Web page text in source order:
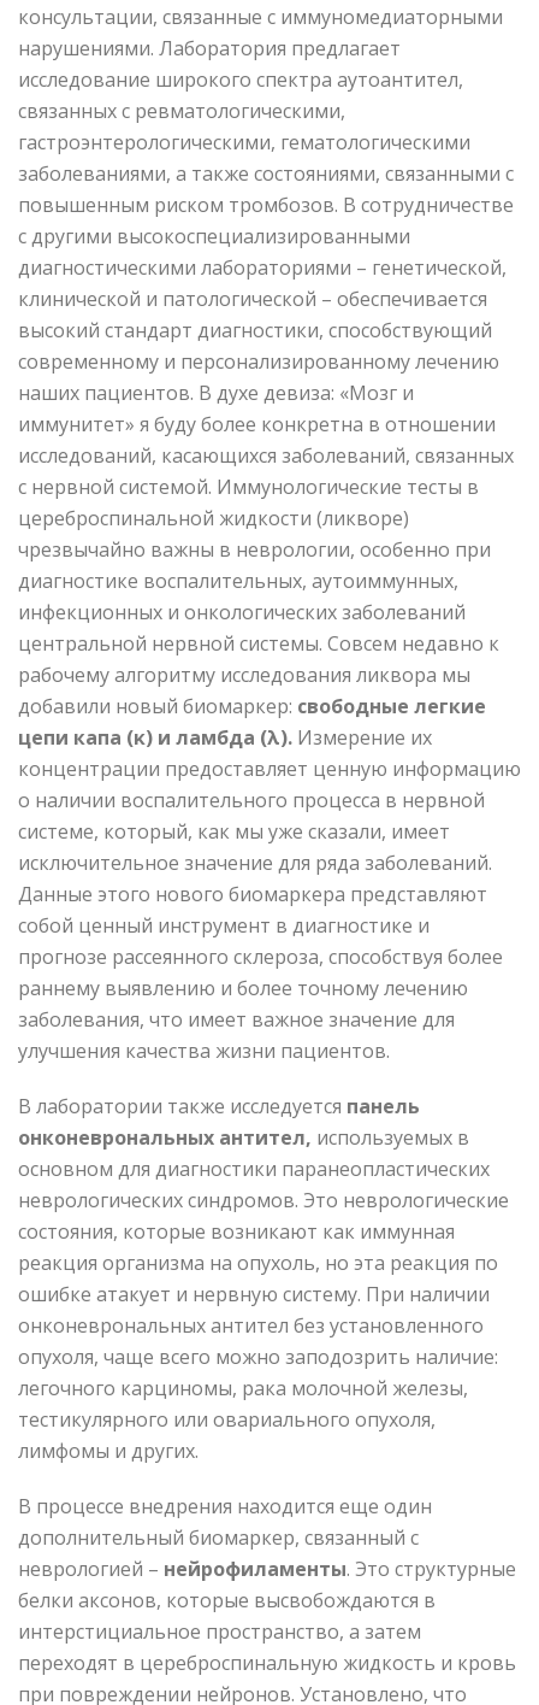
консультации, связанные с иммуномедиаторными
нарушениями. Лаборатория предлагает
исследование широкого спектра аутоантител,
связанных с ревматологическими,
гастроэнтерологическими, гематологическими
заболеваниями, а также состояниями, связанными с
повышенным риском тромбозов. В сотрудничестве
с другими высокоспециализированными
диагностическими лабораториями – генетической,
клинической и патологической – обеспечивается
высокий стандарт диагностики, способствующий
современному и персонализированному лечению
наших пациентов. В духе девиза: «Мозг и
иммунитет» я буду более конкретна в отношении
исследований, касающихся заболеваний, связанных
с нервной системой. Иммунологические тесты в
цереброспинальной жидкости (ликворе)
чрезвычайно важны в неврологии, особенно при
диагностике воспалительных, аутоиммунных,
инфекционных и онкологических заболеваний
центральной нервной системы. Совсем недавно к
рабочему алгоритму исследования ликвора мы
добавили новый биомаркер: свободные легкие
цепи капа (κ) и ламбда (λ). Измерение их
концентрации предоставляет ценную информацию
о наличии воспалительного процесса в нервной
системе, который, как мы уже сказали, имеет
исключительное значение для ряда заболеваний.
Данные этого нового биомаркера представляют
собой ценный инструмент в диагностике и
прогнозе рассеянного склероза, способствуя более
раннему выявлению и более точному лечению
заболевания, что имеет важное значение для
улучшения качества жизни пациентов.
В лаборатории также исследуется панель
онконеврональных антител, используемых в
основном для диагностики паранеопластических
неврологических синдромов. Это неврологические
состояния, которые возникают как иммунная
реакция организма на опухоль, но эта реакция по
ошибке атакует и нервную систему. При наличии
онконеврональных антител без установленного
опухоля, чаще всего можно заподозрить наличие:
легочного карциномы, рака молочной железы,
тестикулярного или овариального опухоля,
лимфомы и других.
В процессе внедрения находится еще один
дополнительный биомаркер, связанный с
неврологией – нейрофиламенты. Это структурные
белки аксонов, которые высвобождаются в
интерстициальное пространство, а затем
переходят в цереброспинальную жидкость и кровь
при повреждении нейронов. Установлено, что